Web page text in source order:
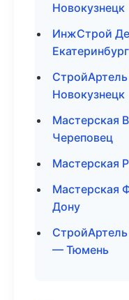
Новокузнецк
ИнжСтрой
Екатеринбург
Новокузнецк
Мастерская
Череповец
Мастерская
Мастерская
Дону
— Тюмень